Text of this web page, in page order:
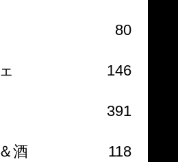
80
146
391
酒 118